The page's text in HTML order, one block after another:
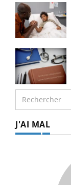
J'AI MAL